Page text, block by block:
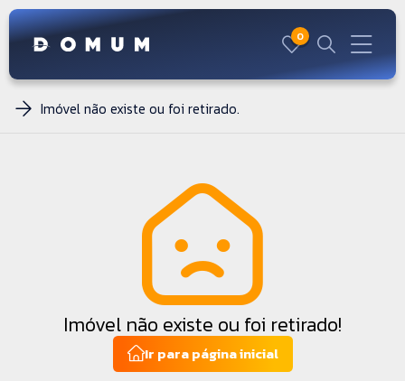
0
Imóvel não existe ou foi retirado.
Imóvel não existe ou foi retirado!
Ir para página inicial